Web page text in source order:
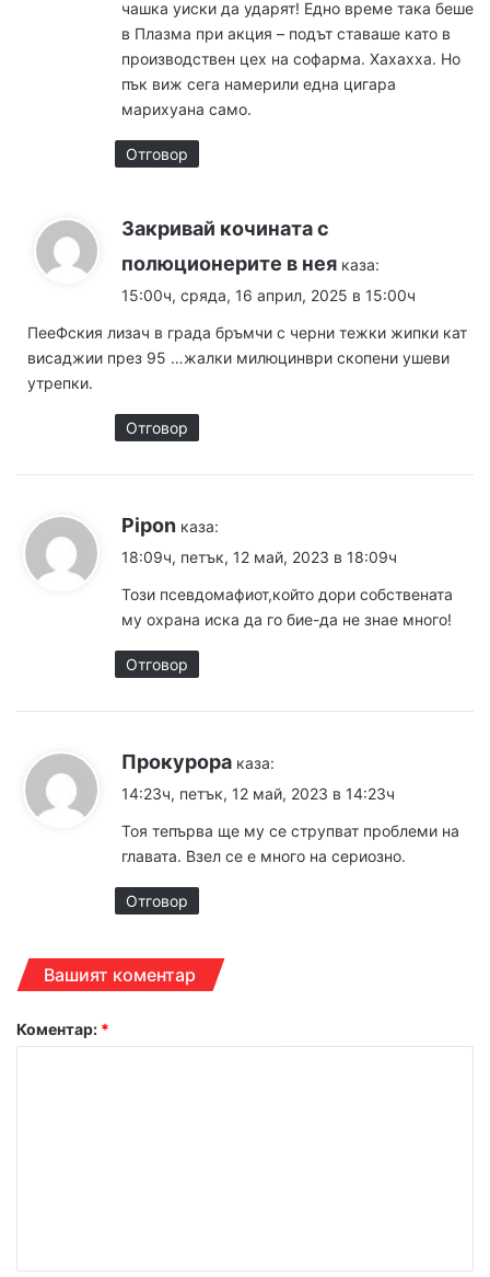
чашка уиски да ударят! Едно време така беше
в Плазма при акция – подът ставаше като в
производствен цех на софарма. Хахахха. Но
пък виж сега намерили една цигара
марихуана само.
Отговор
Закривай кочината с
полюционерите в нея каза:
15:00ч, сряда, 16 април, 2025 в 15:00ч
ПееФския лизач в града бръмчи с черни тежки жипки кат
висаджии през 95 …жалки милюцинври скопени ушеви
утрепки.
Отговор
Pipon каза:
18:09ч, петък, 12 май, 2023 в 18:09ч
Този псевдомафиот,който дори собствената
му охрана иска да го бие-да не знае много!
Отговор
Прокурора каза:
14:23ч, петък, 12 май, 2023 в 14:23ч
Тоя тепърва ще му се струпват проблеми на
главата. Взел се е много на сериозно.
Отговор
Вашият коментар
Коментар: *